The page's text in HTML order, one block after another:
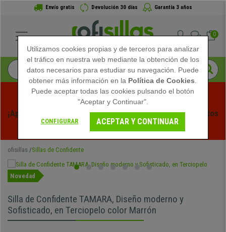
Envío gratis Devolución 30 días Garantía 3 años
0
¡Aprovecha las Rebajas de Verano en Ofisillas! Descuentos
Exclusivos por Tiempo Limitado - Ver Promo
ofisillas Sillas de Confidente
Novedad
Silla de Confidente TAMARA, Diseño moderno y
Sofisticado, en Terciopelo color Marrón
Utilizamos cookies propias y de terceros para analizar
el tráfico en nuestra web mediante la obtención de los
datos necesarios para estudiar su navegación. Puede
obtener más información en la Política de Cookies
Puede aceptar todas las cookies pulsando el botón
"Aceptar y Continuar".
CONFIGURAR ACEPTAR Y CONTINUAR